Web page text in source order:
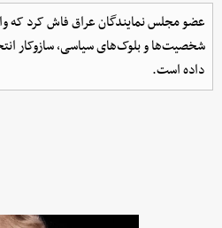
عضو مجلس نمایندگان عراق فاش کرد که
شخصیت‌ها و بلوک‌های سیاسی، سازوکار
داده است.